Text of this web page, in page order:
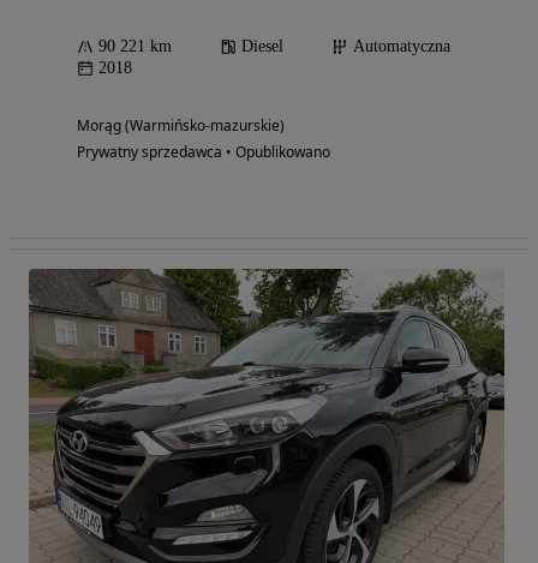
90 221 km Diesel
Automatyczna
2018
Morąg (Warmińsko-mazurskie)
Prywatny sprzedawca • Opublikowano